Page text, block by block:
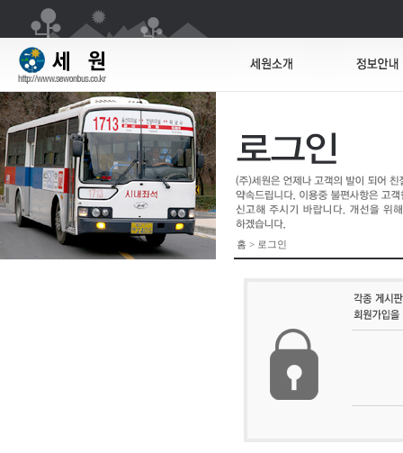
홈 > 로그인